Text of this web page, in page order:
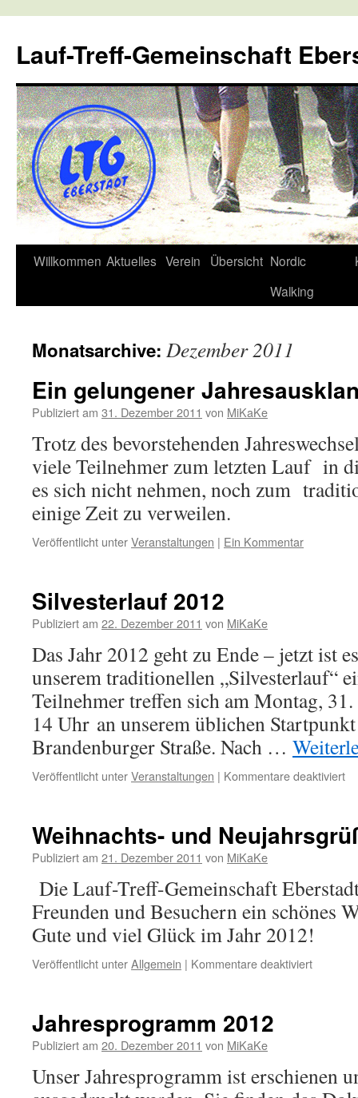
Lauf-Treff-Gemeinschaft
Zum
Willkommen Aktuelles Verein Übersicht Nordic
Walking
Monatsarchive: Dezember 2011
Ein gelungener
Publiziert am 31. Dezember 2011 von MiKaKe
Trotz des bevorstehenden
viele Teilnehmer zum letzten Lauf in
es sich nicht nehmen, noch zum
einige Zeit zu verweilen.
Veröffentlicht unterVeranstaltungen | Ein Kommentar
Silvesterlauf 2012
Publiziert am 22. Dezember 2011 von MiKaKe
Das Jahr 2012 geht zu Ende – jetzt ist
unserem traditionellen „Silvesterlauf“
Teilnehmer treffen sich am Montag,
14 Uhr an unserem üblichen
Brandenburger Straße. Nach …
Veröffentlicht unterVeranstaltungen | Kommentare deaktiviertfür
Weihnachts- und
Publiziert am 21. Dezember 2011 von MiKaKe
Die Lauf-Treff-Gemeinschaft
Freunden und Besuchern ein schönes
Gute und viel Glück im Jahr 2012!
Veröffentlicht unterAllgemein | Kommentare deaktiviertfür
Jahresprogramm 2012
Publiziert am 20. Dezember 2011 von MiKaKe
Unser Jahresprogramm ist erschienen